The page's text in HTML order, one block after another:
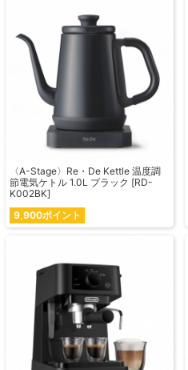
〈A-Stage〉Re・De Kettle 温度調
節電気ケトル 1.0L ブラック [RD-
K002BK]
9,900ポイント